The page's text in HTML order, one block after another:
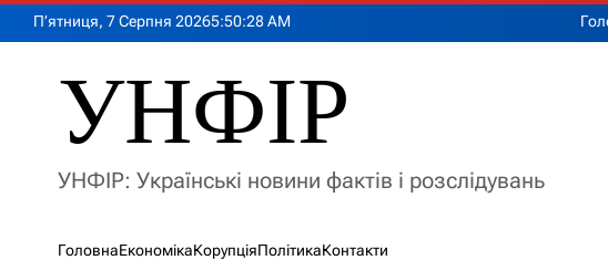
П’ятниця, 7 Серпня 20265:50:30AM
УНФІР
УНФІР: Українські новини фактів і розслідувань
ГоловнаЕкономікаКорупціяПолітикаКонтакти